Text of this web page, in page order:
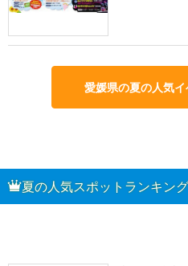
愛媛県の夏の人気
夏の人気スポットランキング